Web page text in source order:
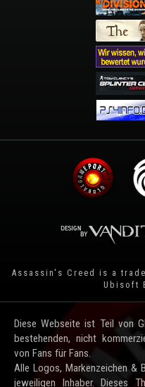
Assassin's Creed is a
Ubisoft
Diese Webseite ist Teil von
bestehenden, nicht
von Fans für Fans.
Alle Logos, Markenzeichen &
jeweiligen Inhaber. Dieses